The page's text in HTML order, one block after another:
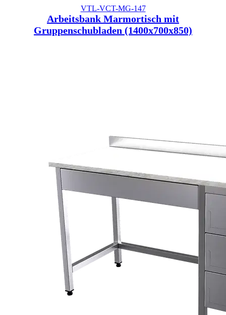
VTL-VCT-MG-147
Arbeitsbank Marmortisch mit
Gruppenschubladen (1400x700x850)